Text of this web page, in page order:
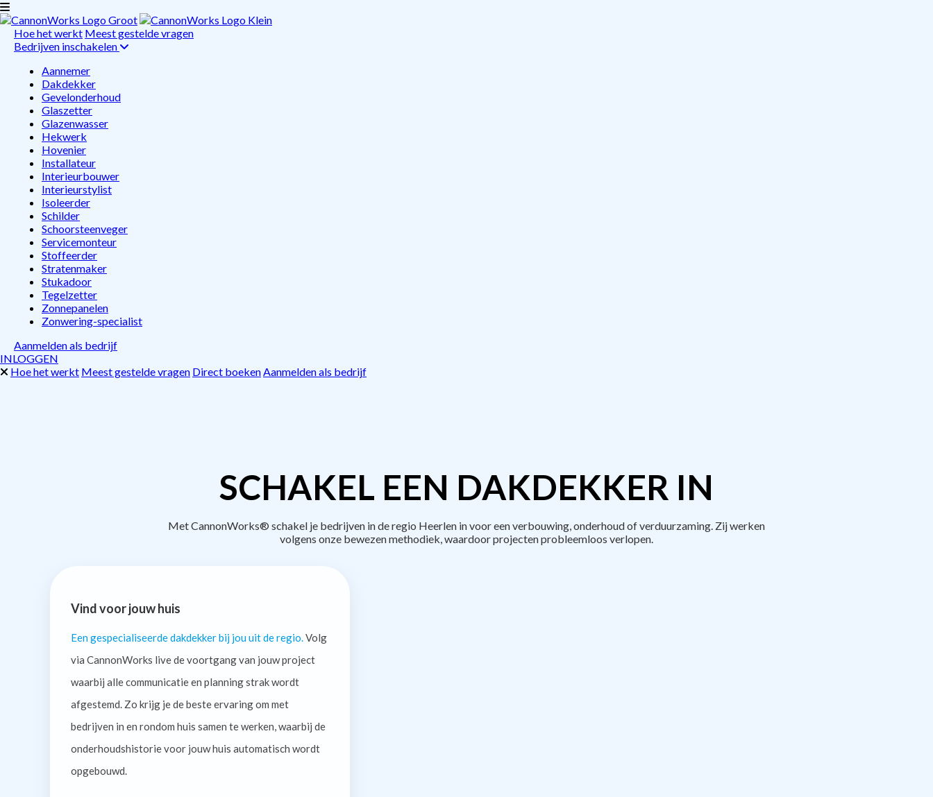
Hoe het werkt Meest gestelde vragen
Bedrijven inschakelen
Aannemer
Dakdekker
Gevelonderhoud
Glaszetter
Glazenwasser
Hekwerk
Hovenier
Installateur
Interieurbouwer
Interieurstylist
Isoleerder
Schilder
Schoorsteenveger
Servicemonteur
Stoffeerder
Stratenmaker
Stukadoor
Tegelzetter
Zonnepanelen
Zonwering-specialist
Aanmelden als bedrijf
INLOGGEN
Hoe het werkt Meest gestelde vragen Direct boekenAanmelden als bedrijf
SCHAKEL EEN DAKDEKKER IN
Met CannonWorks® schakel je bedrijven in de regio Heerlen in voor een verbouwing, onderhoud of verduurzaming. Zij werken
volgens onze bewezen methodiek, waardoor projecten probleemloos verlopen.
Vind voor jouw huis
Een gespecialiseerde dakdekker bij jou uit de regio. Volg
via CannonWorks live de voortgang van jouw project
waarbij alle communicatie en planning strak wordt
afgestemd. Zo krijg je de beste ervaring om met
bedrijven in en rondom huis samen te werken, waarbij de
onderhoudshistorie voor jouw huis automatisch wordt
opgebouwd.